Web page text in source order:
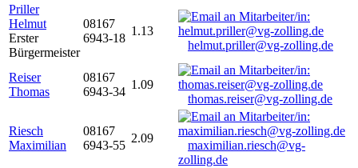
Priller
Helmut
Erster
Bürgermeister
08167
6943-18
1.13
helmut.priller@vg-zolling.de
Reiser
Thomas
08167
6943-34
1.09
thomas.reiser@vg-zolling.de
Riesch
Maximilian
08167
6943-55
2.09
maximilian.riesch@vg-
zolling.de